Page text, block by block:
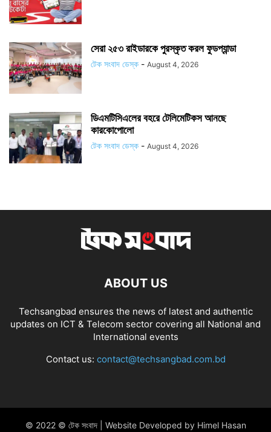
সেরা ২৫৩ রাইডারকে পুরস্কৃত করল ফুডপ্যান্ডা
টেক সংবাদ ডেস্ক - August 4, 2026
ডিএমটিসিএলের বহরে টেলিমেটিকস আনছে
কারকোপোলো
টেক সংবাদ ডেস্ক - August 4, 2026
ABOUT US
Techsangbad ensures the news of latest and authentic
updates on ICT & Telecom sector covering all National and
International events
Contact us: contact@techsangbad.com.bd
© 2022 © টেক সংবাদ | Website Developed by Himel Hasan